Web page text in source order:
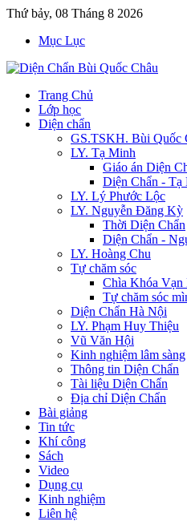
Thứ bảy, 08 Tháng 8 2026
Mục Lục
Trang Chủ
Lớp học
Diện chẩn
GS.TSKH. Bùi Quốc
LY. Tạ Minh
Giáo án Diện
Diện Chẩn -
LY. Lý Phước Lộc
LY. Nguyễn Đăng Kỳ
Thời Diện Chẩn
Diện Chẩn -
LY. Hoàng Chu
Tự chăm sóc
Chìa Khóa Vạn
Tự chăm sóc
Diện Chẩn Hà Nội
LY. Phạm Huy Thiệu
Vũ Văn Hội
Kinh nghiệm lâm sàng
Thông tin Diện Chẩn
Tài liệu Diện Chẩn
Địa chỉ Diện Chẩn
Bài giảng
Tin tức
Khí công
Sách
Video
Dụng cụ
Kinh nghiệm
Liên hệ